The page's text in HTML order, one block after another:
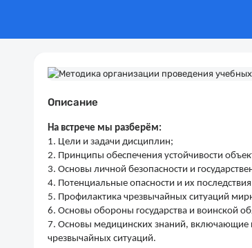
Описание
На встрече мы разберём:
1. Цели и задачи дисциплин;
2. Принципы обеспечения устойчивости
3. Основы личной безопасности и
4. Потенциальные опасности и их
5. Профилактика чрезвычайных ситуаций
6. Основы обороны государства и воинской
7. Основы медицинских знаний, включающие
чрезвычайных ситуаций.